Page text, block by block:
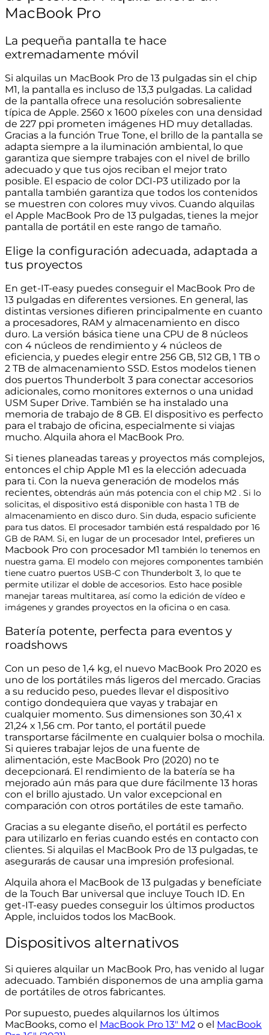
MacBook Pro
La pequeña pantalla te hace
extremadamente móvil
Si alquilas un MacBook Pro de 13 pulgadas sin el chip
M1, la pantalla es incluso de 13,3 pulgadas. La calidad
de la pantalla ofrece una resolución sobresaliente
típica de Apple. 2560 x 1600 píxeles con una densidad
de 227 ppi prometen imágenes HD muy detalladas.
Gracias a la función True Tone, el brillo de la pantalla se
adapta siempre a la iluminación ambiental, lo que
garantiza que siempre trabajes con el nivel de brillo
adecuado y que tus ojos reciban el mejor trato
posible. El espacio de color DCI-P3 utilizado por la
pantalla también garantiza que todos los contenidos
se muestren con colores muy vivos. Cuando alquilas
el Apple MacBook Pro de 13 pulgadas, tienes la mejor
pantalla de portátil en este rango de tamaño.
Elige la configuración adecuada, adaptada a
tus proyectos
En get-IT-easy puedes conseguir el MacBook Pro de
13 pulgadas en diferentes versiones. En general, las
distintas versiones difieren principalmente en cuanto
a procesadores, RAM y almacenamiento en disco
duro. La versión básica tiene una CPU de 8 núcleos
con 4 núcleos de rendimiento y 4 núcleos de
eficiencia, y puedes elegir entre 256 GB, 512 GB, 1 TB o
2 TB de almacenamiento SSD. Estos modelos tienen
dos puertos Thunderbolt 3 para conectar accesorios
adicionales, como monitores externos o una unidad
USM Super Drive. También se ha instalado una
memoria de trabajo de 8 GB. El dispositivo es perfecto
para el trabajo de oficina, especialmente si viajas
mucho. Alquila ahora el MacBook Pro.
Si tienes planeadas tareas y proyectos más complejos,
entonces el chip Apple M1 es la elección adecuada
para ti. Con la nueva generación de modelos más
recientes, obtendrás aún más potencia con el chip M2 . Si lo
solicitas, el dispositivo está disponible con hasta 1 TB de
almacenamiento en disco duro. Sin duda, espacio suficiente
para tus datos. El procesador también está respaldado por 16
GB de RAM. Si, en lugar de un procesador Intel, prefieres un
Macbook Pro con procesador M1 también lo tenemos en
nuestra gama. El modelo con mejores componentes también
tiene cuatro puertos USB-C con Thunderbolt 3, lo que te
permite utilizar el doble de accesorios. Esto hace posible
manejar tareas multitarea, así como la edición de vídeo e
imágenes y grandes proyectos en la oficina o en casa.
Batería potente, perfecta para eventos y
roadshows
Con un peso de 1,4 kg, el nuevo MacBook Pro 2020 es
uno de los portátiles más ligeros del mercado. Gracias
a su reducido peso, puedes llevar el dispositivo
contigo dondequiera que vayas y trabajar en
cualquier momento. Sus dimensiones son 30,41 x
21,24 x 1,56 cm. Por tanto, el portátil puede
transportarse fácilmente en cualquier bolsa o mochila.
Si quieres trabajar lejos de una fuente de
alimentación, este MacBook Pro (2020) no te
decepcionará. El rendimiento de la batería se ha
mejorado aún más para que dure fácilmente 13 horas
con el brillo ajustado. Un valor excepcional en
comparación con otros portátiles de este tamaño.
Gracias a su elegante diseño, el portátil es perfecto
para utilizarlo en ferias cuando estés en contacto con
clientes. Si alquilas el MacBook Pro de 13 pulgadas, te
asegurarás de causar una impresión profesional.
Alquila ahora el MacBook de 13 pulgadas y benefíciate
de la Touch Bar universal que incluye Touch ID. En
get-IT-easy puedes conseguir los últimos productos
Apple, incluidos todos los MacBook.
Dispositivos alternativos
Si quieres alquilar un MacBook Pro, has venido al lugar
adecuado. También disponemos de una amplia gama
de portátiles de otros fabricantes.
Por supuesto, puedes alquilarnos los últimos
MacBooks, como el MacBook Pro 13″ M2 o el MacBook